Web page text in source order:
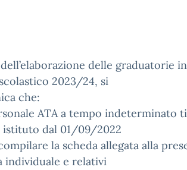
delle graduatorie
2023/24, si
che:
ATA a tempo indeterminato
istituto dal 01/09/2022
la scheda allegata alla
individuale e relativi